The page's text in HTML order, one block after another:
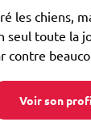
les chiens,
seul toute la
contre
Voir son